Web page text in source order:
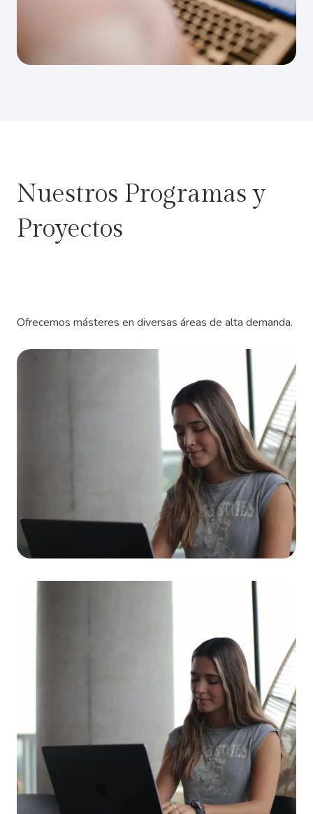
Nuestros Programas y
Proyectos
Ofrecemos másteres en diversas áreas de alta demanda.